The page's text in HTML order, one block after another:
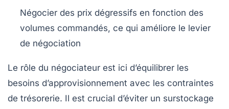
Négocier des prix dégressifs en fonction des
volumes commandés, ce qui améliore le levier
de négociation
Le rôle du négociateur est ici d’équilibrer les
besoins d’approvisionnement avec les contraintes
de trésorerie. Il est crucial d’éviter un surstockage